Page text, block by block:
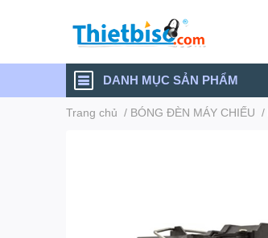
DANH MỤC SẢN PHẨM
Trang chủ / BÓNG ĐÈN MÁY CHIẾU /